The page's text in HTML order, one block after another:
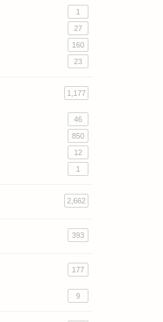
1
27
160
23
1,177
46
850
12
1
2,662
393
177
9